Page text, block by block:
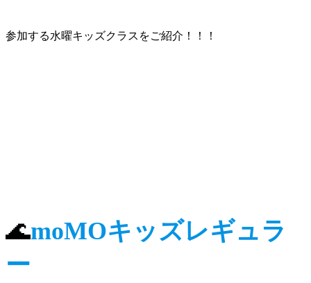
参加する水曜キッズクラスをご紹介！！！
🌊moMOキッズレギュラ
ー